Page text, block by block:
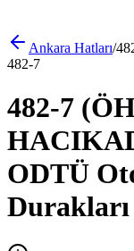
Ankara Hatları/
482-7
482-7
ODTÜ
Durakları